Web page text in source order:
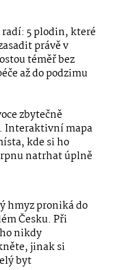
5 plodin, které
právě v
téměř bez
až do podzimu
zbytečně
Interaktivní mapa
kde si ho
natrhat úplně
hmyz proniká do
Česku. Při
nikdy
jinak si
byt